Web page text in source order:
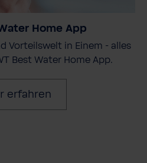
Home App
Vorteilswelt in Einem - alles
Best Water Home App.
erfahren